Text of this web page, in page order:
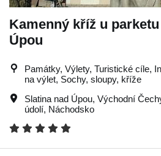
Kamenný kříž u
Úpou
Památky, Výlety, Turistické cíle,
na výlet, Sochy, sloupy, kříže
Slatina nad Úpou, Východní
údolí, Náchodsko